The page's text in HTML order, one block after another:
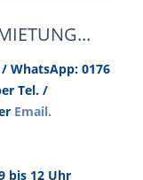
WhatsApp: 0176
Tel. /
Email.
bis 12 Uhr